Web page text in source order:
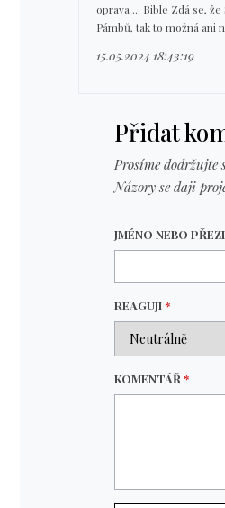
oprava ... Bible Zdá se,
Pámbů, tak to možná ani
15.05.2024 18:43:19
Přidat
Prosíme
Názory se daji
JMÉNO NEBO
REAGUJI*
KOMENTÁŘ*